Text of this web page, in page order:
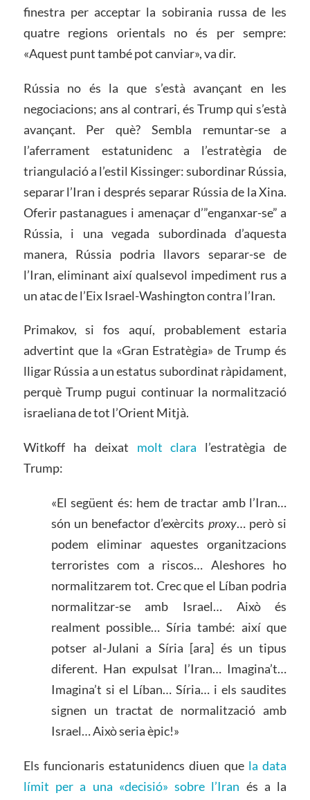
finestra per acceptar la sobirania russa de les
quatre regions orientals no és per sempre:
«Aquest punt també pot canviar», va dir.
Rússia no és la que s’està avançant en les
negociacions; ans al contrari, és Trump qui s’està
avançant. Per què? Sembla remuntar-se a
l’aferrament estatunidenc a l’estratègia de
triangulació a l’estil Kissinger: subordinar Rússia,
separar l’Iran i després separar Rússia de la Xina.
Oferir pastanagues i amenaçar d’”enganxar-se” a
Rússia, i una vegada subordinada d’aquesta
manera, Rússia podria llavors separar-se de
l’Iran, eliminant així qualsevol impediment rus a
un atac de l’Eix Israel-Washington contra l’Iran.
Primakov, si fos aquí, probablement estaria
advertint que la «Gran Estratègia» de Trump és
lligar Rússia a un estatus subordinat ràpidament,
perquè Trump pugui continuar la normalització
israeliana de tot l’Orient Mitjà.
Witkoff ha deixat molt clara l’estratègia de
Trump:
«El següent és: hem de tractar amb l’Iran…
són un benefactor d’exèrcits proxy… però si
podem eliminar aquestes organitzacions
terroristes com a riscos… Aleshores ho
normalitzarem tot. Crec que el Líban podria
normalitzar-se amb Israel… Això és
realment possible… Síria també: així que
potser al-Julani a Síria [ara] és un tipus
diferent. Han expulsat l’Iran… Imagina’t…
Imagina’t si el Líban… Síria… i els saudites
signen un tractat de normalització amb
Israel… Això seria èpic!»
Els funcionaris estatunidencs diuen que la data
límit per a una «decisió» sobre l’Iran és a la